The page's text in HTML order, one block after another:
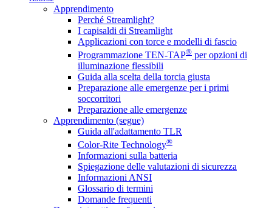
Apprendimento
Perché Streamlight?
I capisaldi di Streamlight
Applicazioni con torce e modelli di fascio
Programmazione TEN-TAP® per opzioni di
illuminazione flessibili
Guida alla scelta della torcia giusta
Preparazione alle emergenze per i primi
soccorritori
Preparazione alle emergenze
Apprendimento (segue)
Guida all'adattamento TLR
Color-Rite Technology®
Informazioni sulla batteria
Spiegazione delle valutazioni di sicurezza
Informazioni ANSI
Glossario di termini
Domande frequenti